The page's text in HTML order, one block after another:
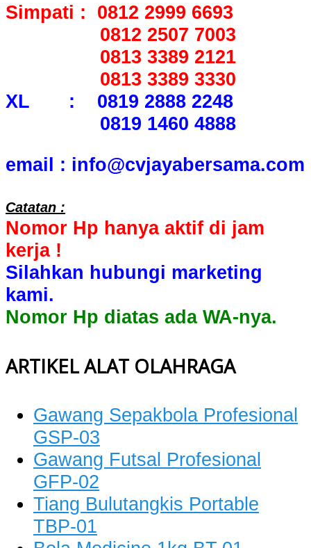
Simpati : 0812 2999 6693
0812 2507 7003
0813 3389 2121
0813 3389 3330
XL : 0819 2888 2248
0819 1460 4888
email : info@cvjayabersama.com
Catatan :
Nomor Hp hanya aktif di jam
kerja !
Silahkan hubungi marketing
kami.
Nomor Hp diatas ada WA-nya.
ARTIKEL ALAT OLAHRAGA
Gawang Sepakbola Profesional
GSP-03
Gawang Futsal Profesional
GFP-02
Tiang Bulutangkis Portable
TBP-01